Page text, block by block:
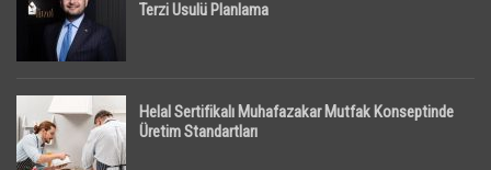
Terzi Usulü Planlama
Helal Sertifikalı Muhafazakar Mutfak Konseptinde
Üretim Standartları